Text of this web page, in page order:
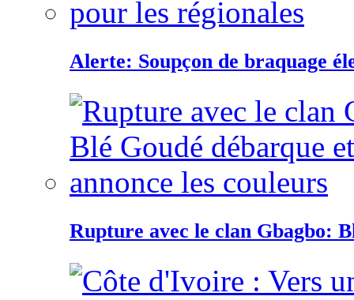
Alerte: Soupçon de braquage
Rupture avec le clan Gbagbo: